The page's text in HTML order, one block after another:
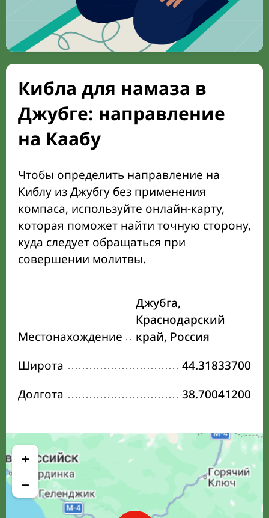
Кибла для намаза в
Джубге: направление
на Каабу
Чтобы определить направление на
Киблу из Джубгу без применения
компаса, используйте онлайн-карту,
которая поможет найти точную сторону,
куда следует обращаться при
совершении молитвы.
Местонахождение
Джубга,
Краснодарский
край, Россия
Широта
44.31833700
Долгота
38.70041200
+
−